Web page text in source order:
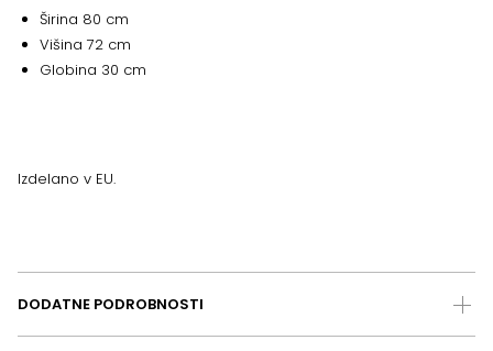
Širina 80 cm
Višina 72 cm
Globina 30 cm
Izdelano v EU.
DODATNE PODROBNOSTI